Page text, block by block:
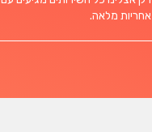
אחריות מלאה.